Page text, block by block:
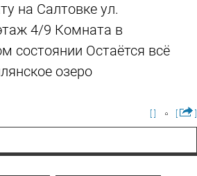
на Салтовке ул.
4/9 Комната в
состоянии Остаётся всё
озеро